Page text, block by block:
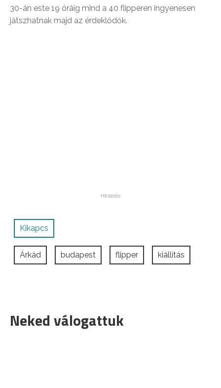
30-án este 19 óráig mind a 40 flipperen ingyenesen
játszhatnak majd az érdeklődők.
Kikapcs
Árkád budapest flipper kiállítás
Neked válogattuk